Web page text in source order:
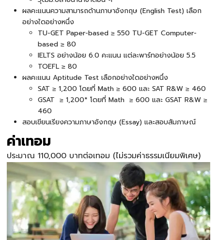
ผลคะแนนความสามารถด้านภาษาอังกฤษ (English Test) เลือก
อย่างใดอย่างหนึ่ง
TU-GET Paper-based ≥ 550 TU-GET Computer-
based ≥ 80
IELTS อย่างน้อย 6.0 คะแนน แต่ละพาร์ทอย่างน้อย 5.5
TOEFL ≥ 80
ผลคะแนน Aptitude Test เลือกอย่างใดอย่างหนึ่ง
SAT ≥ 1,200 โดยที่ Math ≥ 600 และ SAT R&W ≥ 460
GSAT ≥ 1,200* โดยที่ Math ≥ 600 และ GSAT R&W ≥
460
สอบเขียนเรียงความภาษาอังกฤษ (Essay) และสอบสัมภาษณ์
ค่าเทอม
ประมาณ 110,000 บาทต่อเทอม (ไม่รวมค่าธรรมเนียมพิเศษ)